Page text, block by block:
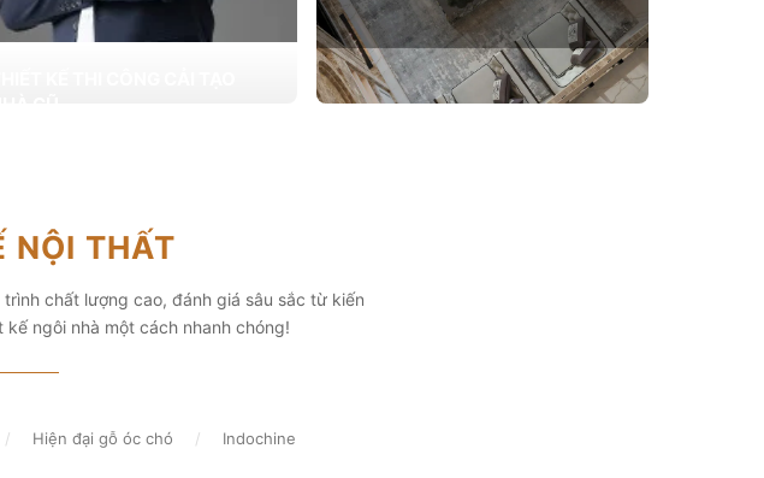
Xem chi tiết
NỘI THẤT
chất lượng cao, đánh giá sâu sắc từ kiến
ngôi nhà một cách nhanh chóng!
/ Hiện đại gỗ óc chó / Indochine